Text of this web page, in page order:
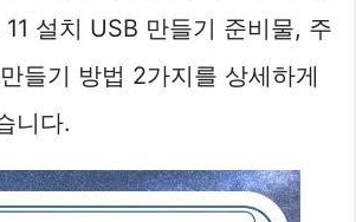
설치 USB 만들기 준비물, 주
들기 방법 2가지를 상세하게
니다.